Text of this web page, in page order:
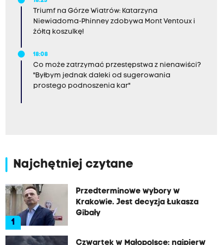
Triumf na Górze Wiatrów: Katarzyna
Niewiadoma-Phinney zdobywa Mont Ventoux i
żółtą koszulkę!
18:08
Co może zatrzymać przestępstwa z nienawiści?
"Byłbym jednak daleki od sugerowania
prostego podnoszenia kar"
Najchętniej czytane
1
Przedterminowe wybory w
Krakowie. Jest decyzja Łukasza
Gibały
Czwartek w Małopolsce: najpierw